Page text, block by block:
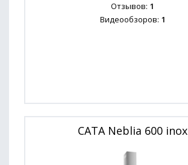
Отзывов: 1
Видеообзоров: 1
CATA Neblia 600 inox